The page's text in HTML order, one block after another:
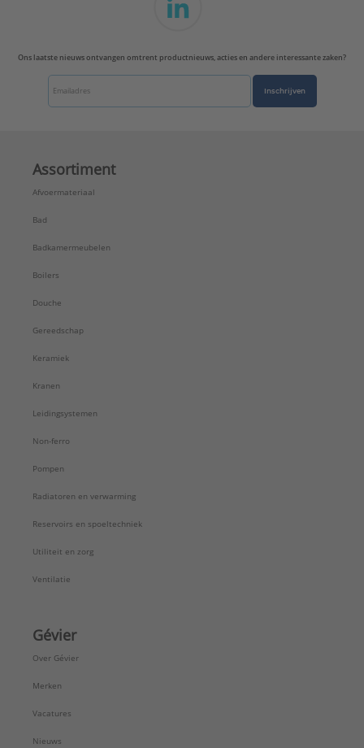
Ons laatste nieuws ontvangen omtrent productnieuws, acties en andere interessante zaken?
Inschrijven
Assortiment
Afvoermateriaal
Bad
Badkamermeubelen
Boilers
Douche
Gereedschap
Keramiek
Kranen
Leidingsystemen
Non-ferro
Pompen
Radiatoren en verwarming
Reservoirs en spoeltechniek
Utiliteit en zorg
Ventilatie
Gévier
Over Gévier
Merken
Vacatures
Nieuws